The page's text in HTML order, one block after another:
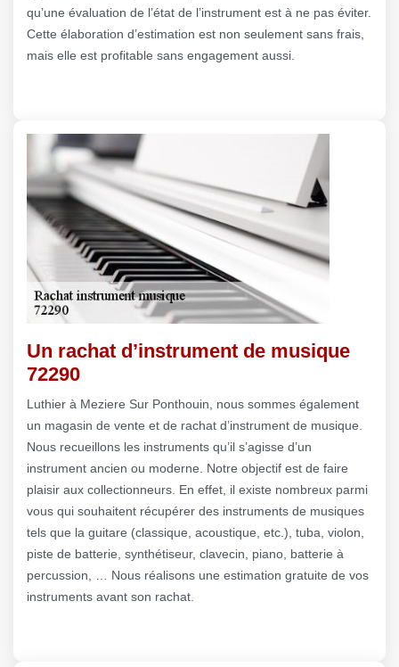
qu’une évaluation de l’état de l’instrument est à ne pas éviter.
Cette élaboration d’estimation est non seulement sans frais,
mais elle est profitable sans engagement aussi.
Un rachat d’instrument de musique
72290
Luthier à Meziere Sur Ponthouin, nous sommes également
un magasin de vente et de rachat d’instrument de musique.
Nous recueillons les instruments qu’il s’agisse d’un
instrument ancien ou moderne. Notre objectif est de faire
plaisir aux collectionneurs. En effet, il existe nombreux parmi
vous qui souhaitent récupérer des instruments de musiques
tels que la guitare (classique, acoustique, etc.), tuba, violon,
piste de batterie, synthétiseur, clavecin, piano, batterie à
percussion, … Nous réalisons une estimation gratuite de vos
instruments avant son rachat.